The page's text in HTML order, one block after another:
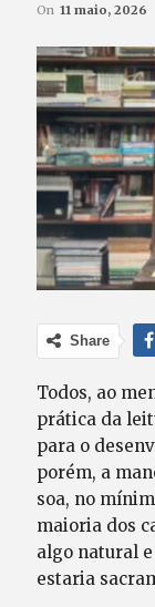
On 11 maio, 2026
Share
Todos, ao
prática da
para o
porém, a
soa, no
maioria dos
algo natural
estaria